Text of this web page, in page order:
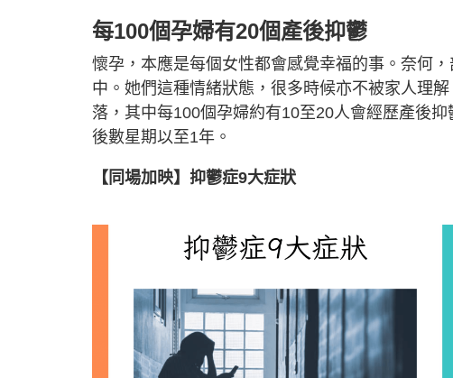
每100個孕婦有20個產後抑鬱
懷孕，本應是每個女性都會感覺幸福的事。奈何
中。她們這種情緒狀態，很多時候亦不被家人理
落，其中每100個孕婦約有10至20人會經歷產後
後數星期以至1年。
【同場加映】抑鬱症9大症狀